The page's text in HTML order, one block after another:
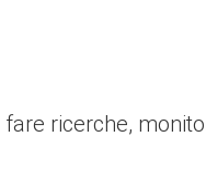
ricerche,